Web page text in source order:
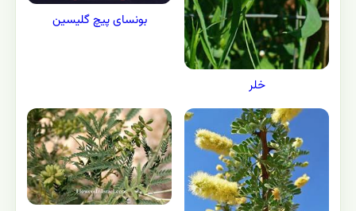
خلر
بونسای پیچ گلیسین